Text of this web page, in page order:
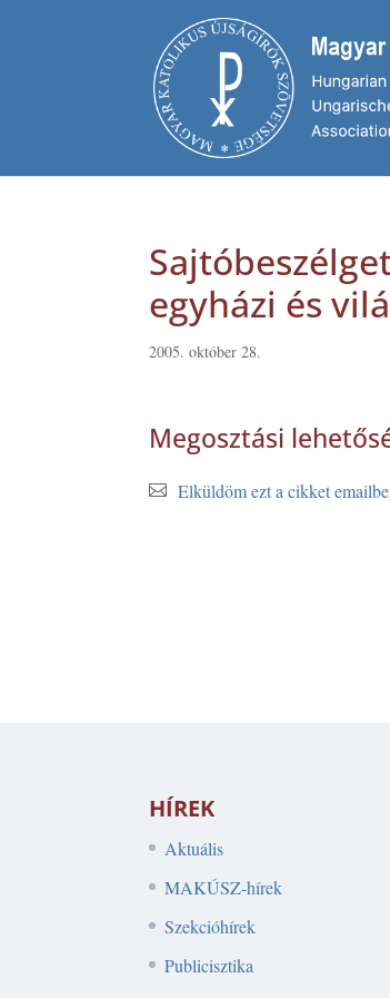
egyházi és
2005. október 28.
Megosztási
Elküldöm ezt a cikket
HÍREK
Aktuális
MAKÚSZ-hírek
Szekcióhírek
Publicisztika